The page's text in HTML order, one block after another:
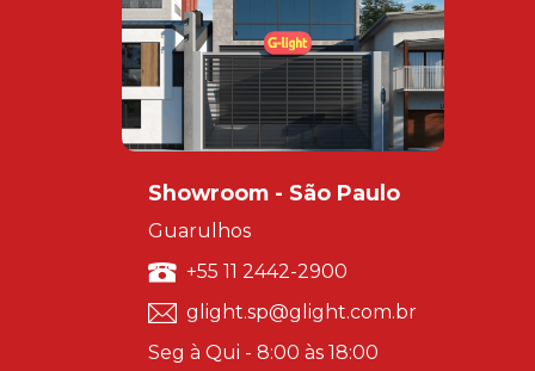
Showroom - São Paulo
Guarulhos
+55 11 2442-2900
glight.sp@glight.com.br
Seg à Qui - 8:00 às 18:00